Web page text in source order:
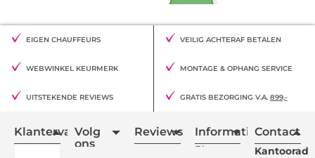
EIGEN CHAUFFEURS VEILIG ACHTERAF BETALEN
WEBWINKEL KEURMERK MONTAGE & OPHANG SERVICE
UITSTEKENDE REVIEWS GRATIS BEZORGING V.A. 899,-
Klantervaring
Volg
ons
Reviews Informatie
Blogs
Contact